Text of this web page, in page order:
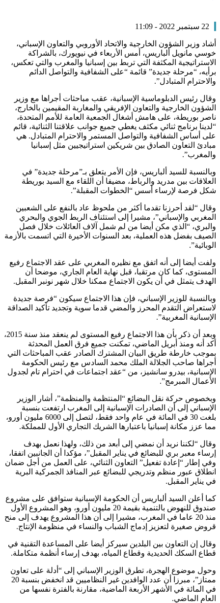
22 سبتمبر 2022 - 11:09
أشاد وزير الشؤون الخارجية والاتحاد الأوروبي والتعاون الإسباني،
خوسي مانويل ألباريس، أمس الأربعاء في نيويورك، بالشراكة
الاستراتيجية المكثفة التي تربط بين إسبانيا والمغرب والتي تعكس،
برأيه، “مرحلة جديدة” قائمة “على الشفافية والتواصل الدائم
والاحترام المتبادل”.
وقال رئيس الدبلوماسية الإسبانية، عقب مباحثات أجراها مع وزير
الشؤون الخارجية والتعاون الإفريقي والمغاربة المقيمين بالخارج،
ناصر بوريطة، على هامش أشغال الجمعية العامة للأمم المتحدة،
“لدينا برنامج ثنائي مكثف يغطي جميع جوانب علاقتنا الثنائية، قائم
على أساس الشفافية والتواصل المستمر والاحترام المتبادل. هي
مبادئ التعاون الصادق بين شريكين استراتيجيين مثل إسبانيا
والمغرب”.
وبالنسبة للسيد ألباريس، فإن الأمر يتعلق بـ”مرحلة جديدة” في
العلاقات بين مدريد والرباط، مضيفا أن اللقاء مع السيد بوريطة
شكل فرصة لإرساء أسس “الخطوات المقبلة”.
وقال “لقد أحرزنا تقدما أكثر من ملحوظ عاد بالنفع على الشعبين
المغربي والإسباني”، مشيرا إلى استئناف الربط الجوي والبحري
والبري، “الذي مكن أيضا من لم شمل آلاف العائلات خلال فصل
الصيف بفضل هذه العملية، بعد السنوات الأخيرة التي اتسمت بالأزمة
الوبائية”.
ولفت أيضا إلى أنه اتفق مع نظيره المغربي على عقد الاجتماع رفيع
المستوى، كما كان مرتقبا، قبل نهاية العام الجاري، موضحا أن
الهدف يتمثل في أن يكون الاجتماع ممكنا خلال شهر نونبر المقبل.
وبالنسبة للوزير الإسباني، فإن هذا الاجتماع سيكون “فرصة جديدة
لاستعراض التقدم المحرز والمضي قدما سوية وتجديد تأكيد الصداقة
الإسبانية المغربية”.
وبعد أن ذكر بأن هذا الاجتماع رفيع المستوى لم ينعقد منذ سنة 2015،
أكد أنه ومنذ أبريل الماضي، تمكنت جميع فرق العمل المحدثة
بموجب خارطة طريق البيان المشترك الصادر عقب المباحثات التي
أجراها صاحب الجلالة الملك محمد السادس مع رئيس الحكومة
الإسبانية، بيدرو سانشيز، من “عقد اجتماعات في احترام تام لجدول
الأعمال المبرمج”.
وبخصوص حركة نقل البضائع “المنتظمة والمنظمة”، أشار الوزير
الإسباني إلى أن الصادرات الإسبانية إلى المغرب ارتفعت بنسبة
بلغت 30 في المائة في عام واحد فقط، لتصل إلى 6000 مليون أورو،
مما عزز مكانة إسبانيا باعتبارها الشريك التجاري الأول للمملكة.
وقال “لكننا نريد أن نمضي إلى أبعد من ذلك، ولهذا نعمل بهدف
إرساء معبر بري للبضائع في يناير المقبل”، مؤكدا أن الجانبين اتفقا،
وفي إطار “إعادة تفعيل” التعاون الثنائي، على العمل من أجل ضمان
انطلاق عبور منظم وتدريجي للبضائع عبر المنافذ الجمركية البرية
في يناير المقبل.
كما أعلن السيد ألباريس أن الحكومة الإسبانية ستوافق على مشروع
صندوق للنهوض بالتنمية بقيمة 20 مليون أورو، وهو المشروع الأول
منذ 20 عاما في المغرب، مشيرا إلى أن هذا المشروع يهدف إلى منح
قروض صغيرة لتعزيز إدماج الشباب والنساء في منظومة الإنتاج.
وقال إن التعاون بين البلدين سيركز أيضا على المساعدة التقنية في
قطاع السكك الحديدية وقطاع المياه، بهدف إرساء أنظمة متكاملة.
وحول موضوع الهجرة، تطرق الوزير الإسباني إلى “أدلة على تعاون
ممتاز”، مبرزا أن عدد الوافدين غير النظاميين قد انخفض بنسبة 20
في المائة في الأشهر الأربعة الماضية، مقارنة بالفترة نفسها من
العام الماضي.